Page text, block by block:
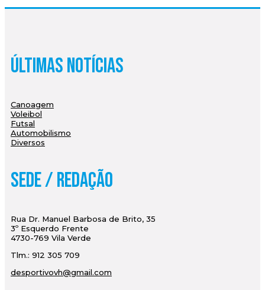
Últimas Notícias
Canoagem
Voleibol
Futsal
Automobilismo
Diversos
Sede / Redação
Rua Dr. Manuel Barbosa de Brito, 35
3º Esquerdo Frente
4730-769 Vila Verde
Tlm.: 912 305 709
desportivovh@gmail.com